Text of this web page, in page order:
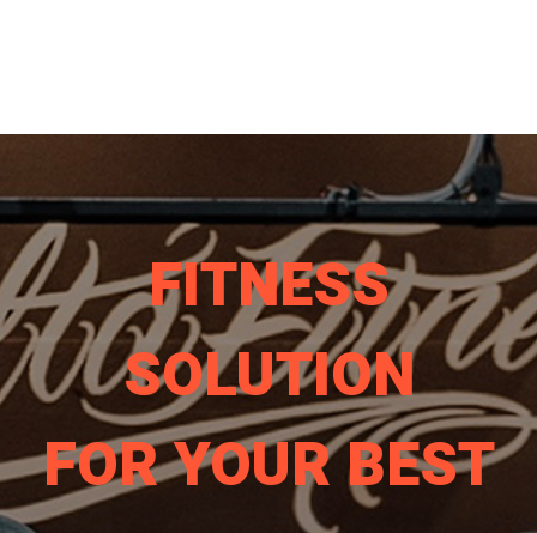
FITNESS
SOLUTION
FOR YOUR BEST